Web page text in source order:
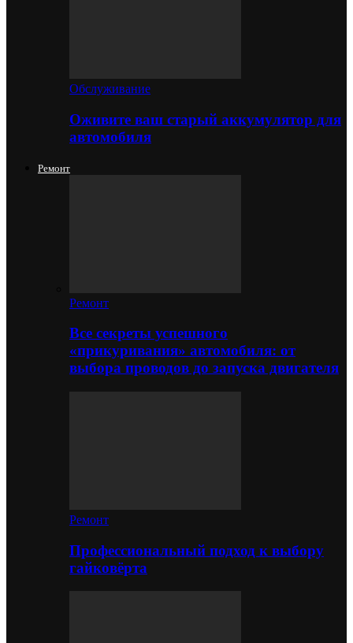
Обслуживание
Оживите ваш старый аккумулятор для
автомобиля
Ремонт
Ремонт
Все секреты успешного
«прикуривания» автомобиля: от
выбора проводов до запуска двигателя
Ремонт
Профессиональный подход к выбору
гайковёрта